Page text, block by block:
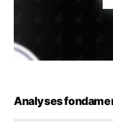
Analyses